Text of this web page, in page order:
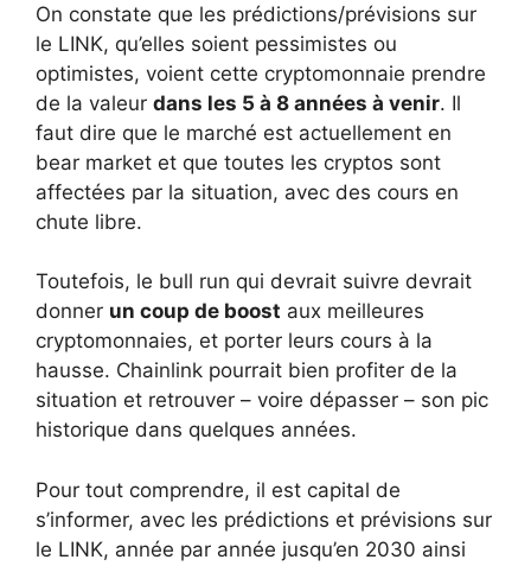
On constate que les prédictions/prévisions sur
le LINK, qu’elles soient pessimistes ou
optimistes, voient cette cryptomonnaie prendre
de la valeur dans les 5 à 8 années à venir. Il
faut dire que le marché est actuellement en
bear market et que toutes les cryptos sont
affectées par la situation, avec des cours en
chute libre.
Toutefois, le bull run qui devrait suivre devrait
donner un coup de boost aux meilleures
cryptomonnaies, et porter leurs cours à la
hausse. Chainlink pourrait bien profiter de la
situation et retrouver – voire dépasser – son pic
historique dans quelques années.
Pour tout comprendre, il est capital de
s’informer, avec les prédictions et prévisions sur
le LINK, année par année jusqu’en 2030 ainsi